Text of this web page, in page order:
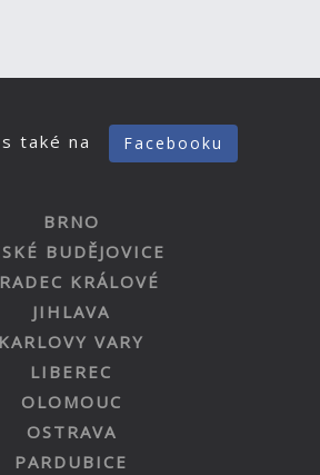
také na Facebooku
BRNO
BUDĚJOVICE
KRÁLOVÉ
JIHLAVA
KARLOVY VARY
LIBEREC
OLOMOUC
OSTRAVA
PARDUBICE